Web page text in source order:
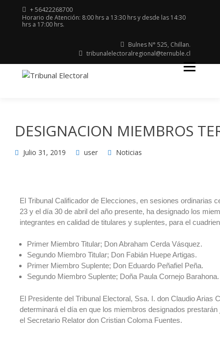
+ 56422268700
Horario de Atención: 8:00 hrs a 13:30 hrs y desde las 14:30
hrs a 17:00 hrs.
Bulnes N° 525, Chillan.
tribunalelectoralregional@ternuble.cl
DESIGNACION MIEMBROS
Julio 31, 2019 user Noticias
El Tribunal Calificador de Elecciones, en sesiones ordinarias
23 y el día 30 de abril del año presente, ha designado los
integrantes en calidad de titulares y suplentes, para el
Primer Miembro Titular; Don Abraham Cerda Vásquez.
Segundo Miembro Titular; Don Fabián Huepe Artigas.
Primer Miembro Suplente; Don Eduardo Peñafiel Peña.
Segundo Miembro Suplente; Doña Paula Cornejo Barahona.
El Presidente del Tribunal Electoral, Ssa. I. don Claudio Arias
determinará el día en que los miembros designados prestarán
el Secretario Relator don Cristian Coloma Fuentes.